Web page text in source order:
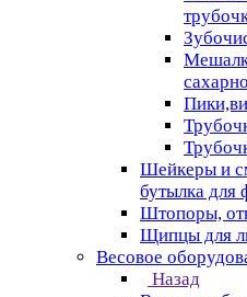
Шейкеры и
бутылка для
Штопоры,
Щипцы для
Весовое
Назад